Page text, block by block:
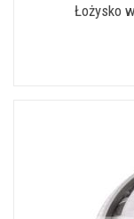
Łożysko